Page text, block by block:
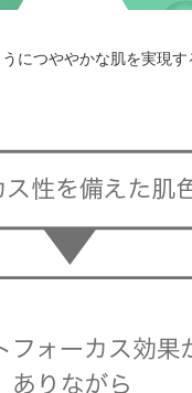
につややかな肌を実現